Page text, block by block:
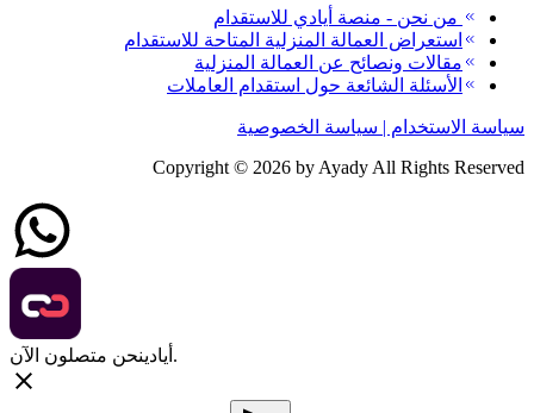
من نحن - منصة أيادي للاستقدام
استعراض العمالة المنزلية المتاحة للاستقدام
مقالات ونصائح عن العمالة المنزلية
الأسئلة الشائعة حول استقدام العاملات
سياسة الاستخدام | سياسة الخصوصية
Copyright © 2026 by Ayady All Rights Reserved
أيادي نحن متصلون الآن.